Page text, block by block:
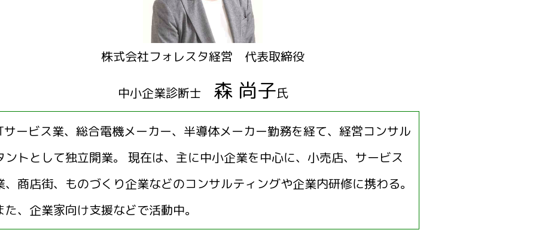
株式会社フォレスタ経営 代表取締役
中小企業診断士 森 尚子氏
サービス業、総合電機メーカー、半導体メーカー勤務を経て、経営コンサル
ントとして独立開業。 現在は、主に中小企業を中心に、小売店、サービス
、商店街、ものづくり企業などのコンサルティングや企業内研修に携わる。
た、企業家向け支援などで活動中。